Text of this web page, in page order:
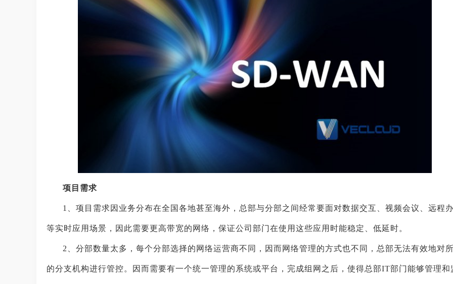
项目需求
1、项目需求因业务分布在全国各地甚至海外，总部与分部之间经常要面对数据交互、视频会议、远程
等实时应用场景，因此需要更高带宽的网络，保证公司部门在使用这些应用时能稳定、低延时。
2、分部数量太多，每个分部选择的网络运营商不同，因而网络管理的方式也不同，总部无法有效地对
的分支机构进行管控。因而需要有一个统一管理的系统或平台，完成组网之后，使得总部IT部门能够管理和